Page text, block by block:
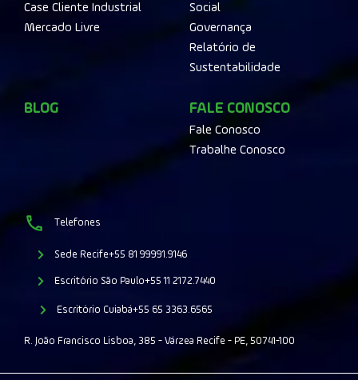
Case Cliente Industrial
Mercado Livre
Social
Governança
Relatório de
Sustentabilidade
BLOG FALE CONOSCO
Fale Conosco
Trabalhe Conosco
Telefones
Sede Recife+55 81 99991.9146
Escritório São Paulo+55 11 2172.7440
Escritório Cuiabá+55 65 3363.6565
R. João Francisco Lisboa, 385 - Várzea Recife - PE, 50741-100